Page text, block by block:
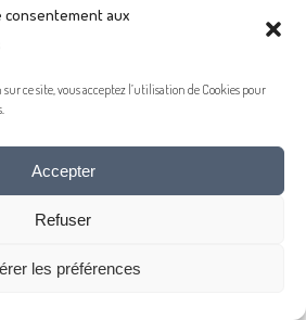
consentement aux
ce site, vous acceptez l’utilisation de Cookies pour
Accepter
Refuser
les préférences